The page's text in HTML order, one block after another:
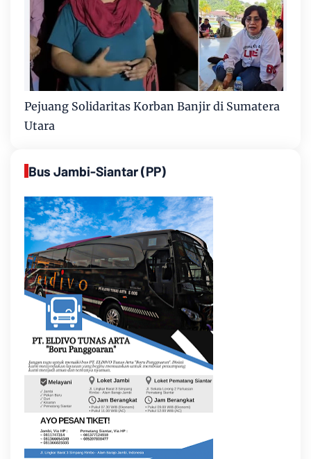
Pejuang Solidaritas Korban Banjir di Sumatera
Utara
Bus Jambi-Siantar (PP)